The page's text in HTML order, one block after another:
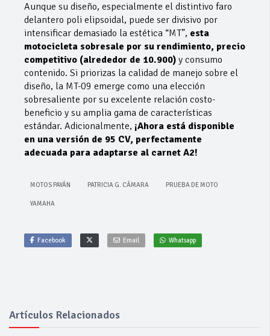
Aunque su diseño, especialmente el distintivo faro
delantero poli elipsoidal, puede ser divisivo por
intensificar demasiado la estética “MT”, esta
motocicleta sobresale por su rendimiento, precio
competitivo (alrededor de 10.900) y consumo
contenido. Si priorizas la calidad de manejo sobre el
diseño, la MT-09 emerge como una elección
sobresaliente por su excelente relación costo-
beneficio y su amplia gama de características
estándar. Adicionalmente, ¡Ahora está disponible
en una versión de 95 CV, perfectamente
adecuada para adaptarse al carnet A2!
MOTOS PAYÁN PATRICIA G. CÁMARA PRUEBA DE MOTO
YAMAHA
Facebook Email Whatsapp
Artículos Relacionados